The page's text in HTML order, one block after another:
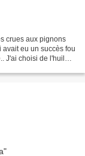
crues aux pignons
eu un succès fou
J'ai choisi de l'huile